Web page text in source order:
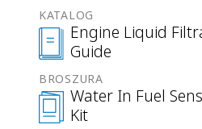
KATALOG
Engine Liquid
Guide
BROSZURA
Water In Fuel
Kit